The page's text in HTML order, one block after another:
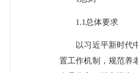
1.1总体要求
以习近平新时代中
置工作机制，规范养